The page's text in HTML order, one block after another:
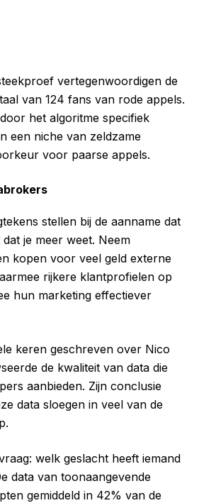
vertegenwoordigen de
van 124 fans van rode appels.
het algoritme specifiek
een niche van zeldzame
voor paarse appels.
stellen bij de aanname dat
je meer weet. Neem
kopen voor veel geld externe
rijkere klantprofielen op
hun marketing effectiever
keren geschreven over Nico
de kwaliteit van data die
aanbieden. Zijn conclusie
data sloegen in veel van de
welk geslacht heeft iemand
data van toonaangevende
gemiddeld in 42% van de